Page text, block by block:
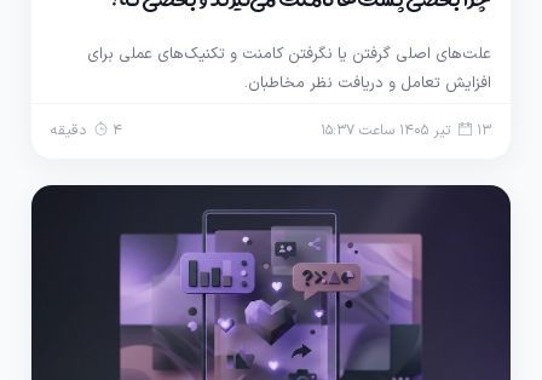
علت‌های اصلی گرفتن یا نگرفتن کامنت و تکنیک‌های عملی برای
افزایش تعامل و دریافت نظر مخاطبان.
13 تیر 1405 ساعت 15:37 4 دقیقه